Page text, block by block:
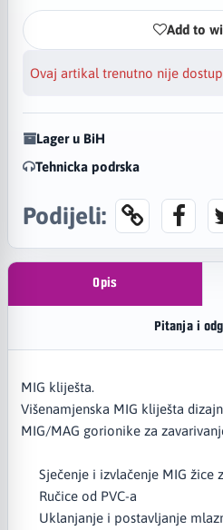
Add to
Ovaj artikal trenutno nije
Lager u BiH
Tehnicka podrska
Podijeli:
Opis
Pitanja i
MIG kliješta.
Višenamjenska MIG kliješta
MIG/MAG gorionike za
Sječenje i izvlačenje MIG žice
Ručice od PVC-a
Uklanjanje i postavljanje